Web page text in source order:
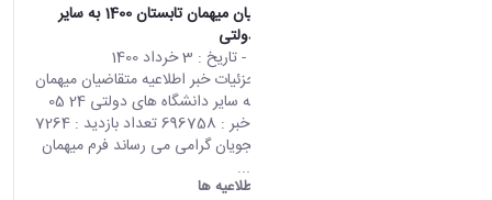
اطلاعیه متقاضیان میهمان تابستان 1400 به سایر
دانشگاه های دولتی
- تاریخ : 3 خرداد 1400
صفحه اصلی جزئیات خبر اطلاعیه متقاضیان میهمان
تابستان 1400 به سایر دانشگاه های دولتی 24 05
2021 09:12 کد خبر : 696758 تعداد بازدید : 7264
به اطلاع دانشجویان گرامی می رساند فرم میهمان
تابستان توسط...
اطلاعیه ها